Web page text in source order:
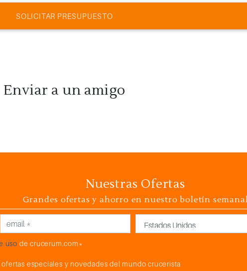
SOLICITAR PRESUPUESTO
Enviar a un amigo
Nuestras Ofertas
Grandes ofertas y ahorro en nuestro boletín semanal
uso de crucerum.com*
especiales y novedades del mundo crucerista